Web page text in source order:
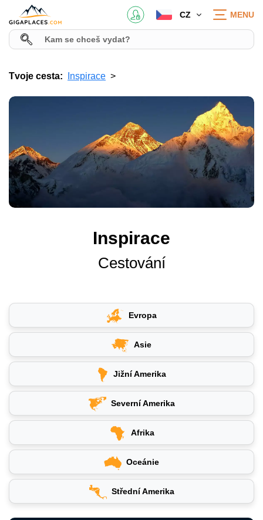
CZ MENU
Tvoje cesta: Inspirace
Inspirace
Cestování
Evropa
Asie
Jižní Amerika
Severní Amerika
Afrika
Oceánie
Střední Amerika